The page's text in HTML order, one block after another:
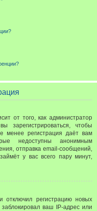
от того, как администратор
зарегистрироваться, чтобы
менее регистрация даёт вам
недоступны анонимным
отправка email-сообщений,
у вас всего пару минут,
отключил регистрацию новых
ваш IP-адрес или